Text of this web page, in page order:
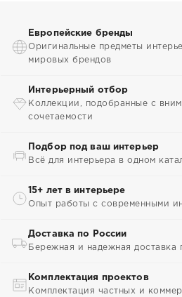
Европейские бренды
Оригинальные предметы
мировых брендов
Интерьерный отбор
Коллекции, подобранные с
сочетаемости
Подбор под ваш интерьер
Всё для интерьера в одном
15+ лет в интерьере
Опыт работы с современными
Доставка по России
Бережная и надежная доставка
Комплектация проектов
Комплектация частных и